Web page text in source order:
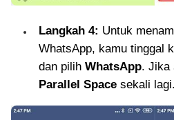
Langkah 4: Untuk
WhatsApp, kamu tinggal
dan pilih WhatsApp. Jika
Parallel Space sekali lagi.